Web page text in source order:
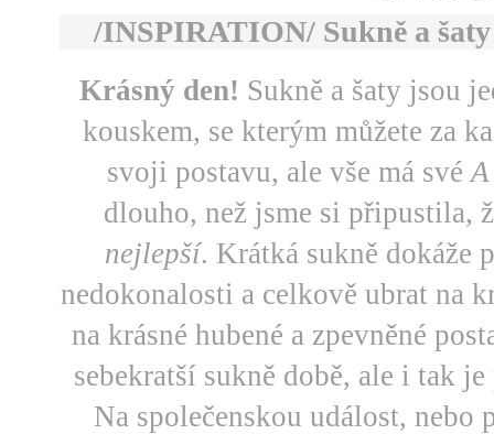
/INSPIRATION/ Sukně a
Krásný den! Sukně a šaty jsou
kouskem, se kterým můžete za
svoji postavu, ale vše má své
dlouho, než jsme si připustila,
nejlepší. Krátká sukně dokáže
nedokonalosti a celkově ubrat na
na krásné hubené a zpevněné
sebekratší sukně době, ale i tak
Na společenskou událost, nebo